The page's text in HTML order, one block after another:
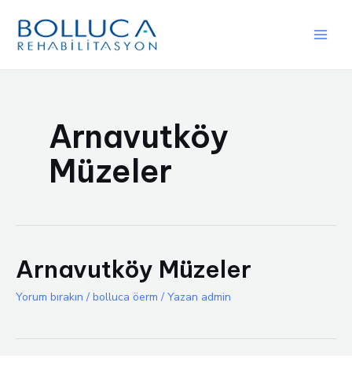
atla
Arnavutköy
Müzeler
Arnavutköy Müzeler
Yorum bırakın / bolluca öerm / Yazan admin